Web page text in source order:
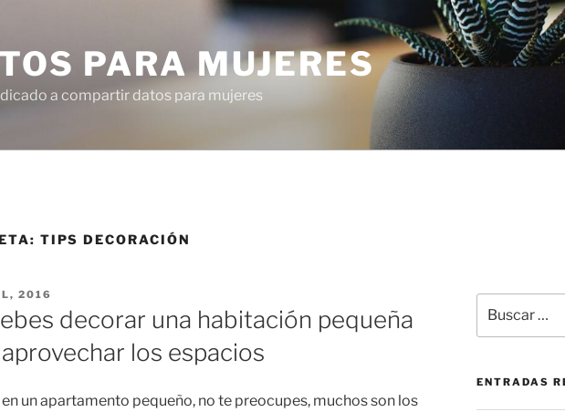
PARA MUJERES
a compartir datos para mujeres
TIPS DECORACIÓN
2016
decorar una habitación pequeña
los espacios
en un apartamento pequeño, no te preocupes, muchos son los
por:
ENTRADAS